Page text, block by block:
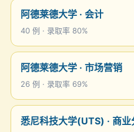
阿德莱德大学 · 会计
40 例 · 录取率 80%
阿德莱德大学 · 市场营销
26 例 · 录取率 69%
悉尼科技大学(UTS) · 商业